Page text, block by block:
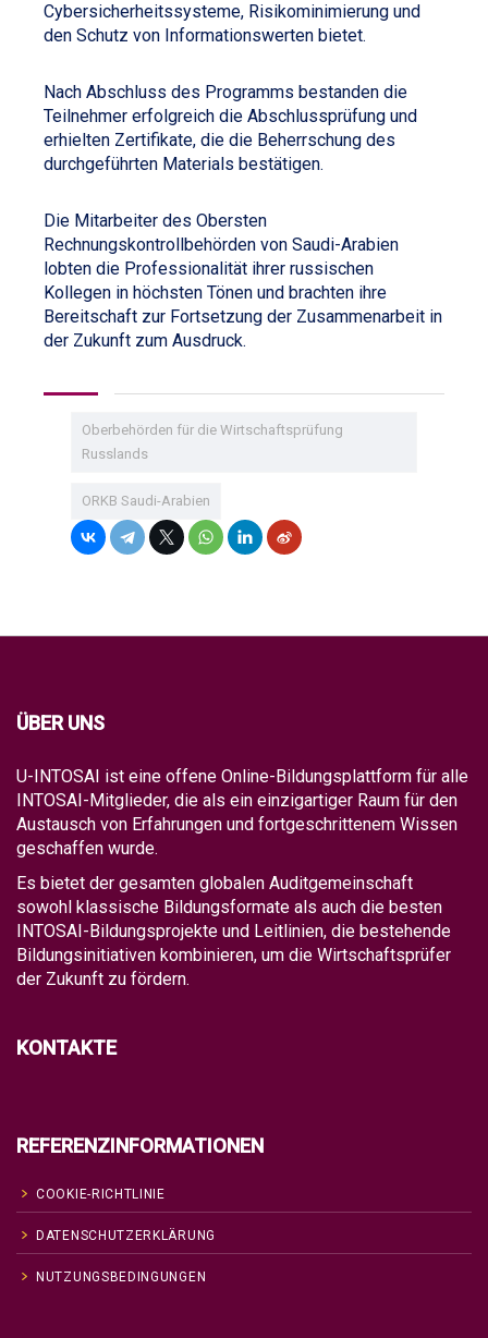
Cybersicherheitssysteme, Risikominimierung und
den Schutz von Informationswerten bietet.
Nach Abschluss des Programms bestanden die
Teilnehmer erfolgreich die Abschlussprüfung und
erhielten Zertifikate, die die Beherrschung des
durchgeführten Materials bestätigen.
Die Mitarbeiter des Obersten
Rechnungskontrollbehörden von Saudi-Arabien
lobten die Professionalität ihrer russischen
Kollegen in höchsten Tönen und brachten ihre
Bereitschaft zur Fortsetzung der Zusammenarbeit in
der Zukunft zum Ausdruck.
Oberbehörden für die Wirtschaftsprüfung
Russlands
ORKB Saudi-Arabien
ÜBER UNS
U-INTOSAI ist eine offene Online-Bildungsplattform für alle
INTOSAI-Mitglieder, die als ein einzigartiger Raum für den
Austausch von Erfahrungen und fortgeschrittenem Wissen
geschaffen wurde.
Es bietet der gesamten globalen Auditgemeinschaft
sowohl klassische Bildungsformate als auch die besten
INTOSAI-Bildungsprojekte und Leitlinien, die bestehende
Bildungsinitiativen kombinieren, um die Wirtschaftsprüfer
der Zukunft zu fördern.
KONTAKTE
REFERENZINFORMATIONEN
COOKIE-RICHTLINIE
DATENSCHUTZERKLÄRUNG
NUTZUNGSBEDINGUNGEN